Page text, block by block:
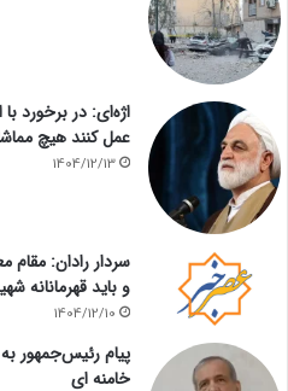
اژه‌ای: در برخورد
عمل کنند هیچ
1404/12/13
سردار رادان: مقام
و باید قهرمانانه
1404/12/10
پیام رئیس‌جمهور
خامنه ای